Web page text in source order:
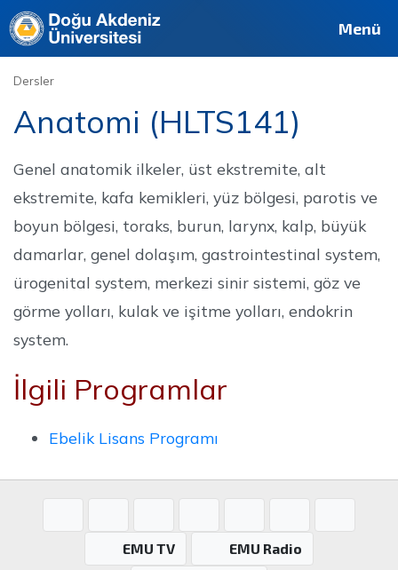
Site Personel
Deutsch Français Menü
Dersler
Anatomi (HLTS141)
Genel anatomik ilkeler, üst ekstremite, alt
ekstremite, kafa kemikleri, yüz bölgesi, parotis ve
boyun bölgesi, toraks, burun, larynx, kalp, büyük
damarlar, genel dolaşım, gastrointestinal system,
ürogenital system, merkezi sinir sistemi, göz ve
görme yolları, kulak ve işitme yolları, endokrin
system.
İlgili Programlar
Ebelik Lisans Programı
EMU TV
EMU Radio